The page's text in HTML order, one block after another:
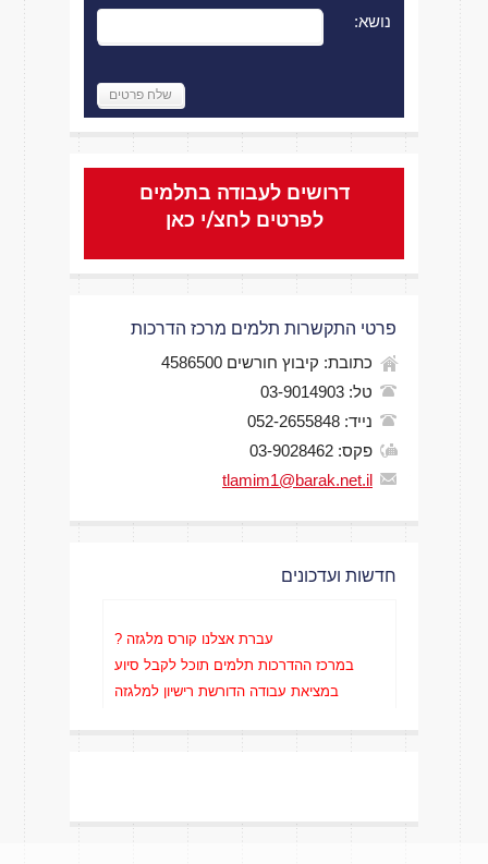
נושא:
דרושים לעבודה בתלמים
לפרטים לחצ/י כאן
פרטי התקשרות תלמים מרכז הדרכות
כתובת: קיבוץ חורשים 4586500
טל: 03-9014903
נייד: 052-2655848
פקס: 03-9028462
tlamim1@barak.net.il
חדשות ועדכונים
עברת אצלנו קורס מלגזה ?
במרכז ההדרכות תלמים תוכל לקבל סיוע
במציאת עבודה הדורשת רישיון למלגזה